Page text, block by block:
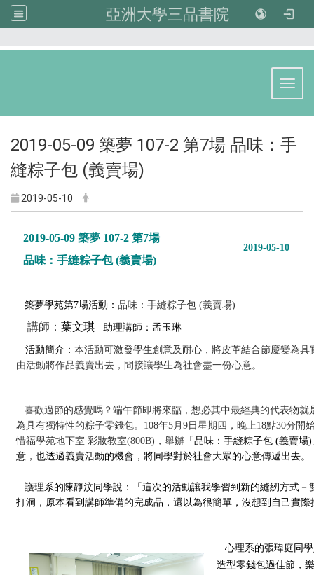
亞洲大學三品書院
2019-05-09 築夢 107-2 第7場 品味：手
縫粽子包 (義賣場)
2019-05-10
2019-05-09 築夢 107-2 第7場
品味：手縫粽子包(義賣場)
2019-05-10
築夢學苑第7場活動： 品味：手縫粽子包 (義賣場)
講師： 葉文琪 助理講師：孟玉琳
活動簡介： 本活動可激發學生創意及耐心，將皮革結合節慶變為
由活動將作品義賣出去，間接讓學生為社會盡一份心意。
喜歡過節的感覺嗎？端午節即將來臨，想必其中最經典的代表物
為具有獨特性的粽子零錢包。 108年5 月 9 日星期四，晚上 18點30分開
惜福學苑地下室 彩妝教室(800B) ，舉辦「 品味：手縫粽子包 (義賣場)
意，也透過義賣活動的機會，將同學對於社會大眾的心意傳遞出去。
護理系的陳靜汶同學說：「這次的活動讓我學習到新的縫紉方式
打洞，原本看到講師準備的完成品，還以為很簡單，沒想到自己實
心理系的張瑋庭同
造型零錢包過佳節，